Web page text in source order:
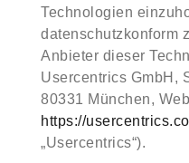
Technologien
datenschutzkonform
Anbieter dieser
Usercentrics GmbH,
80331 München,
https://
„Usercentrics“).